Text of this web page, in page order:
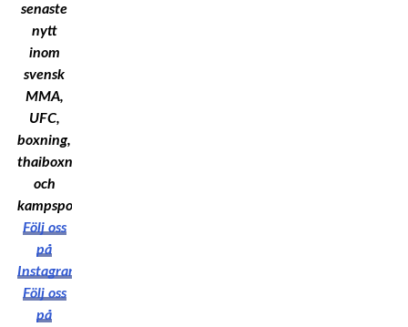
senaste
nytt
inom
svensk
MMA,
UFC,
boxning,
thaiboxning
och
kampsport!
Följ oss
på
Instagram
Följ oss
på